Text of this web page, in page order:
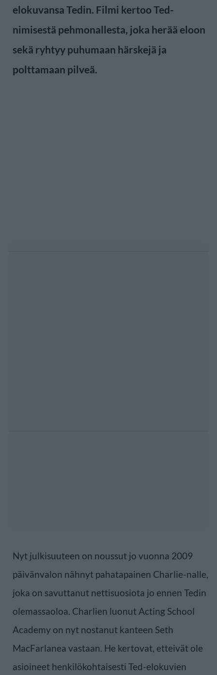
elokuvansa Tedin. Filmi kertoo Ted-
nimisestä pehmonallesta, joka herää eloon
sekä ryhtyy puhumaan härskejä ja
polttamaan pilveä.
Nyt julkisuuteen on noussut jo vuonna 2009
päivänvalon nähnyt pahatapainen Charlie-nalle,
joka on savuttanut nettisuosiota jo ennen Tedin
olemassaoloa. Charlien luonut Acting School
Academy on nyt nostanut kanteen Seth
MacFarlanea vastaan. He kertovat, etteivät ole
asioineet henkilökohtaisesti Ted-elokuvien